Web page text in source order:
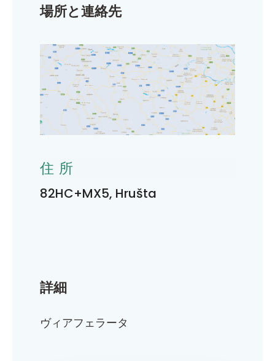
詳細
ヴィアフェラータ
場所と連絡先
住所
82HC+MX5, Hrušta